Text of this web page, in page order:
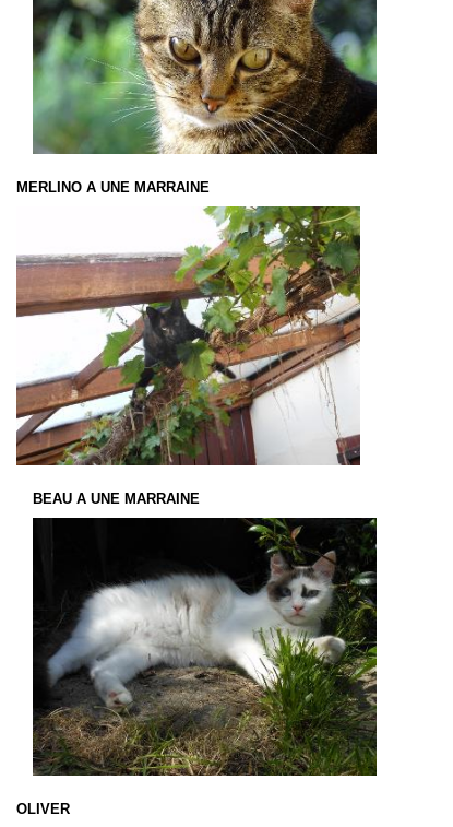
MERLINO A UNE MARRAINE
BEAU A UNE MARRAINE
OLIVER